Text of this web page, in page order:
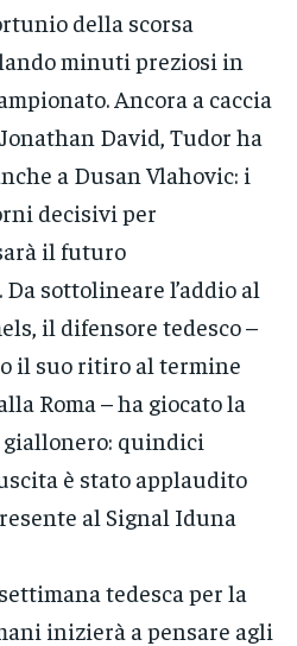
della scorsa
minuti preziosi in
Ancora a caccia
David, Tudor ha
a Dusan Vlahovic: i
decisivi per
il futuro
Da sottolineare l’addio al
il difensore tedesco –
il suo ritiro al termine
Roma – ha giocato la
quindici
è stato applaudito
al Signal Iduna
tedesca per la
inizierà a pensare agli